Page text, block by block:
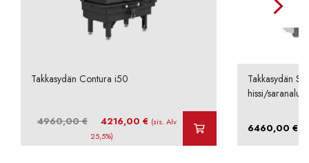
Takkasydän Contura i50
4960,00€
Alkuperäinen
hinta
oli:
4216,00€ Nykyinen
on:
(sis. Alv
25,5%)
Takkasydän
hissi/
6460,00 €